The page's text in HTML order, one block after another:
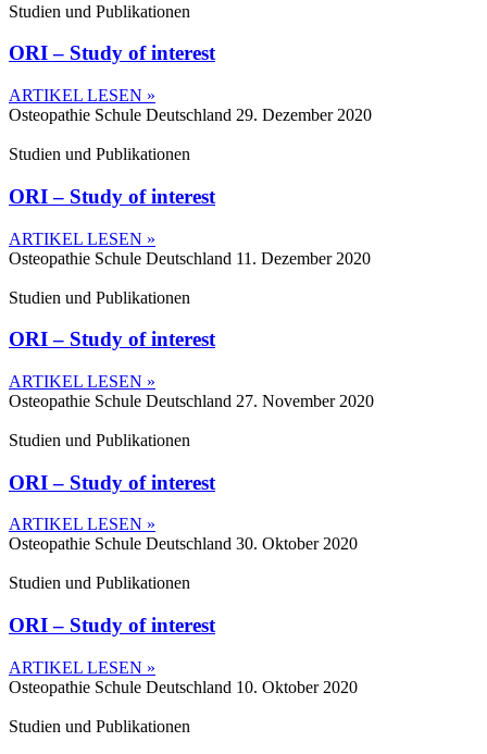
Studien und Publikationen
ORI – Study of interest
ARTIKEL LESEN »
Osteopathie Schule Deutschland 29. Dezember 2020
Studien und Publikationen
ORI – Study of interest
ARTIKEL LESEN »
Osteopathie Schule Deutschland 11. Dezember 2020
Studien und Publikationen
ORI – Study of interest
ARTIKEL LESEN »
Osteopathie Schule Deutschland 27. November 2020
Studien und Publikationen
ORI – Study of interest
ARTIKEL LESEN »
Osteopathie Schule Deutschland 30. Oktober 2020
Studien und Publikationen
ORI – Study of interest
ARTIKEL LESEN »
Osteopathie Schule Deutschland 10. Oktober 2020
Studien und Publikationen